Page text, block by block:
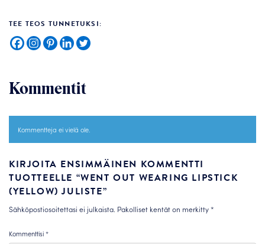
TEE TEOS TUNNETUKSI:
Kommentit
Kommentteja ei vielä ole.
KIRJOITA ENSIMMÄINEN KOMMENTTI
TUOTTEELLE “WENT OUT WEARING LIPSTICK
(YELLOW) JULISTE”
Sähköpostiosoitettasi ei julkaista. Pakolliset kentät on merkitty*
Kommenttisi*